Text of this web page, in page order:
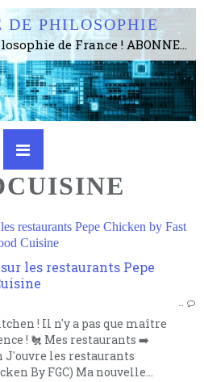
DE PHILOSOPHIE
Le plus gros site de philosophie de France ! ABONNEZ-VOUS ! 4115 Articles, 1634 abonné·e·s, depuis 2006 . . . . . . . . 2 852 214 pages vues jusqu'à présent. Prestance et être apte à un plus grand nombre de choses.
restaurants Pepe Chicken by Fast
Cuisine
…
! Il n'y a pas que maître
! 🐔 Mes restaurants ➡️
les restaurants
By FGC) Ma nouvelle...